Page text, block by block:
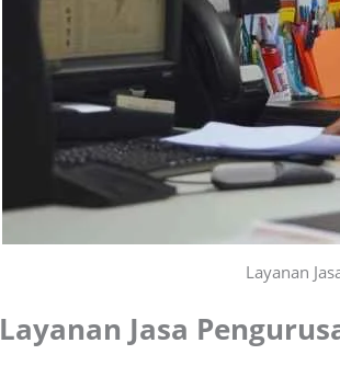
Layanan
Layanan Jasa